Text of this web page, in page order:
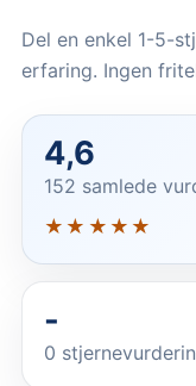
Del en enkel 1-5-
erfaring. Ingen
4,6
152 samlede
★★★★★
-
0